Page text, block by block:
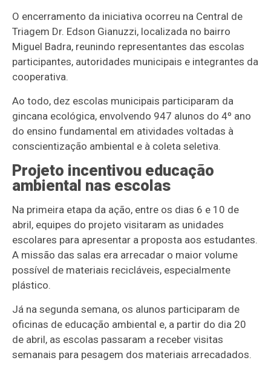
O encerramento da iniciativa ocorreu na Central de
Triagem Dr. Edson Gianuzzi, localizada no bairro
Miguel Badra, reunindo representantes das escolas
participantes, autoridades municipais e integrantes da
cooperativa.
Ao todo, dez escolas municipais participaram da
gincana ecológica, envolvendo 947 alunos do 4º ano
do ensino fundamental em atividades voltadas à
conscientização ambiental e à coleta seletiva.
Projeto incentivou educação
ambiental nas escolas
Na primeira etapa da ação, entre os dias 6 e 10 de
abril, equipes do projeto visitaram as unidades
escolares para apresentar a proposta aos estudantes.
A missão das salas era arrecadar o maior volume
possível de materiais recicláveis, especialmente
plástico.
Já na segunda semana, os alunos participaram de
oficinas de educação ambiental e, a partir do dia 20
de abril, as escolas passaram a receber visitas
semanais para pesagem dos materiais arrecadados.